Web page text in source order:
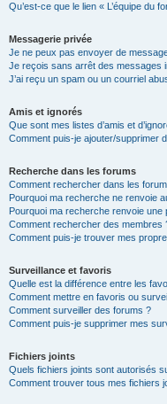
Qu’est-ce que le lien « L’équipe du
Messagerie privée
Je ne peux pas envoyer de
Je reçois sans arrêt des messages
J’ai reçu un spam ou un courriel
Amis et ignorés
Que sont mes listes d’amis et
Comment puis-je ajouter/supprimer
Recherche dans les forums
Comment rechercher dans les
Pourquoi ma recherche ne renvoie
Pourquoi ma recherche renvoie une
Comment rechercher des membres
Comment puis-je trouver mes
Surveillance et favoris
Quelle est la différence entre les
Comment mettre en favoris ou
Comment surveiller des forums ?
Comment puis-je supprimer mes
Fichiers joints
Quels fichiers joints sont autorisés
Comment trouver tous mes fichiers